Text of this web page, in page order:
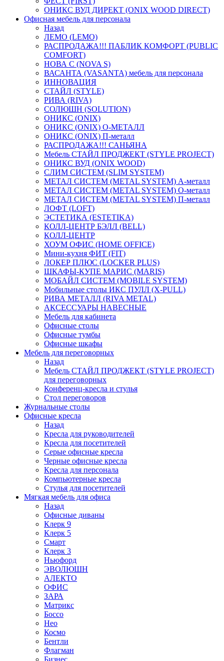
ОНИКС ВУД ДИРЕКТ (ONIX WOOD DIRECT)
Офисная мебель для персонала
Назад
ЛЕМО (LEMO)
РАСПРОДАЖА!!! ПАБЛИК КОМФОРТ (PUBLIC
COMFORT)
НОВА С (NOVA S)
ВАСАНТА (VASANTA) мебель для персонала
ИННОВАЦИЯ
СТАЙЛ (STYLE)
РИВА (RIVA)
СОЛЮШН (SOLUTION)
ОНИКС (ONIX)
ОНИКС (ONIX) O-МЕТАЛЛ
ОНИКС (ONIX) П-металл
РАСПРОДАЖА!!! САНЬЯНА
Мебель СТАЙЛ ПРОДЖЕКТ (STYLE PROJECT)
ОНИКС ВУД (ONIX WOOD)
СЛИМ СИСТЕМ (SLIM SYSTEM)
МЕТАЛ СИСТЕМ (METAL SYSTEM) А-металл
МЕТАЛ СИСТЕМ (METAL SYSTEM) О-металл
МЕТАЛ СИСТЕМ (METAL SYSTEM) П-металл
ЛОФТ (LOFT)
ЭСТЕТИКА (ESTETIKA)
КОЛЛ-ЦЕНТР БЭЛЛ (BELL)
КОЛЛ-ЦЕНТР
ХОУМ ОФИС (HOME OFFICE)
Мини-кухня ФИТ (FIT)
ЛОКЕР ПЛЮС (LOCKER PLUS)
ШКАФЫ-КУПЕ МАРИС (MARIS)
МОБАЙЛ СИСТЕМ (MOBILE SYSTEM)
Мобильные столы ИКС ПУЛЛ (X-PULL)
РИВА МЕТАЛЛ (RIVA METAL)
АКСЕССУАРЫ НАВЕСНЫЕ
Мебель для кабинета
Офисные столы
Офисные тумбы
Офисные шкафы
Мебель для переговорных
Назад
Мебель СТАЙЛ ПРОДЖЕКТ (STYLE PROJECT)
для переговорных
Конференц-кресла и стулья
Стол переговоров
Журнальные столы
Офисные кресла
Назад
Кресла для руководителей
Кресла для посетителей
Серые офисные кресла
Черные офисные кресла
Кресла для персонала
Компьютерные кресла
Стулья для посетителей
Мягкая мебель для офиса
Назад
Офисные диваны
Клерк 9
Клерк 5
Смарт
Клерк 3
Ньюфорд
ЭВОЛЮШН
АЛЕКТО
ОФИС
ЗАРА
Матрикс
Боссо
Нео
Космо
Бентли
Флагман
Бизнес